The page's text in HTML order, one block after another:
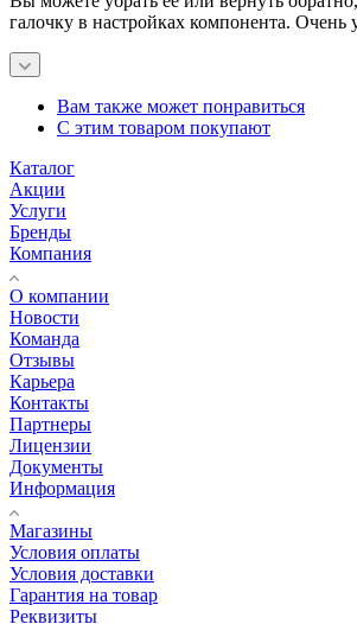
галочку в настройках компонента. Очень
Вам также может понравиться
С этим товаром покупают
Каталог
Акции
Услуги
Бренды
Компания
О компании
Новости
Команда
Отзывы
Карьера
Контакты
Партнеры
Лицензии
Документы
Информация
Магазины
Условия оплаты
Условия доставки
Гарантия на товар
Реквизиты